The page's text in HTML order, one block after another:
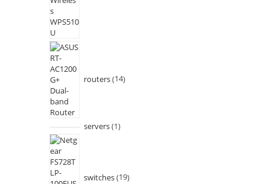
routers 14
servers 1
switches 19